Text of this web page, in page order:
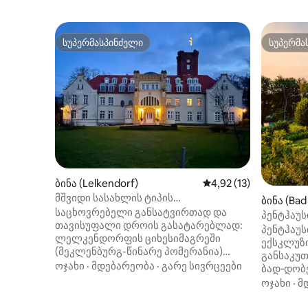
სუპერმასპინძელი
სუპერმასპინძელი
ბინა (Lelkendorf) საშუალო შეფასებაა
4,92 (13)
მშვიდი სასახლის ტიპის
დასასვენებელი ბინა, მეკლენბურგი,
ბალტიის ზღვა 1 საათში
საცხოვრებელი განსატვირთად და
თავისუფალი დროის გასატარებლად:
ლელკენდორფის ციხესიმაგრეში
(მეკლენბურგ-წინარე პომერანია)
მდებარე ეს 2‑ოთახიანი ბინა შენობის
ოჯახი · მდებარეობა · გარე სივრცეები
ბინა
ტერასა
იშლება.
ოჯახი ·